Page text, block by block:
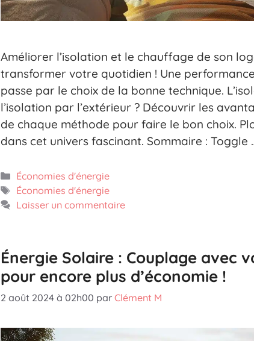
Améliorer l’isolation et le chauffage de son
transformer votre quotidien ! Une
passe par le choix de la bonne technique.
l’isolation par l’extérieur ? Découvrir les
de chaque méthode pour faire le bon choix.
dans cet univers fascinant. Sommaire : Toggle
Catégories
Économies d'énergie
Étiquettes
Économies d'énergie
Laisser un commentaire
Énergie Solaire : Couplage avec
pour encore plus d’économie !
2 août 2024 à 02h00 par Clément M